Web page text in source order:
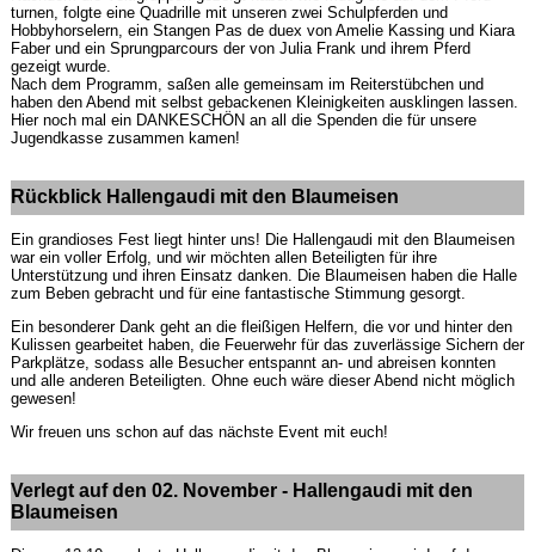
turnen, folgte eine Quadrille mit unseren zwei Schulpferden und
Hobbyhorselern, ein Stangen Pas de duex von Amelie Kassing und Kiara
Faber und ein Sprungparcours der von Julia Frank und ihrem Pferd
gezeigt wurde.
Nach dem Programm, saßen alle gemeinsam im Reiterstübchen und
haben den Abend mit selbst gebackenen Kleinigkeiten ausklingen lassen.
Hier noch mal ein DANKESCHÖN an all die Spenden die für unsere
Jugendkasse zusammen kamen!
Rückblick Hallengaudi mit den Blaumeisen
Ein grandioses Fest liegt hinter uns! Die Hallengaudi mit den Blaumeisen
war ein voller Erfolg, und wir möchten allen Beteiligten für ihre
Unterstützung und ihren Einsatz danken. Die Blaumeisen haben die Halle
zum Beben gebracht und für eine fantastische Stimmung gesorgt.
Ein besonderer Dank geht an die fleißigen Helfern, die vor und hinter den
Kulissen gearbeitet haben, die Feuerwehr für das zuverlässige Sichern der
Parkplätze, sodass alle Besucher entspannt an- und abreisen konnten
und alle anderen Beteiligten. Ohne euch wäre dieser Abend nicht möglich
gewesen!
Wir freuen uns schon auf das nächste Event mit euch!
Verlegt auf den 02. November - Hallengaudi mit den
Blaumeisen